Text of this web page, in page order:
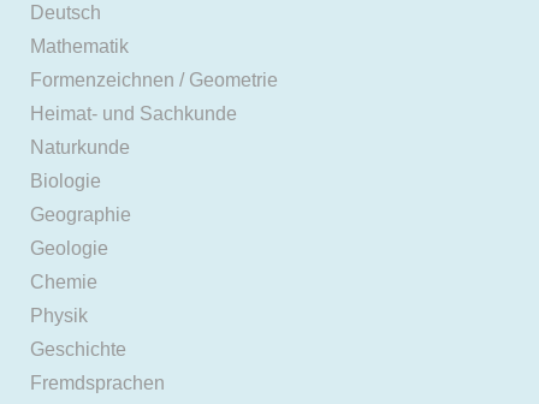
Deutsch
Mathematik
Formenzeichnen / Geometrie
Heimat- und Sachkunde
Naturkunde
Biologie
Geographie
Geologie
Chemie
Physik
Geschichte
Fremdsprachen